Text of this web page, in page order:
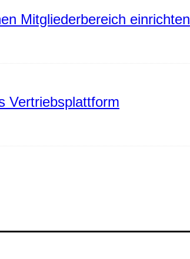
Mitgliederbereich einrichten
Vertriebsplattform